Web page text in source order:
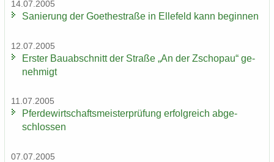
14.07.2005
Sa­nie­rung der Goe­the­stra­ße in El­le­feld kann be­gin­nen
12.07.2005
Ers­ter Bau­ab­schnitt der Stra­ße „An der Zscho­pau“ ge­
neh­migt
11.07.2005
Pfer­de­wirt­schafts­meis­ter­prü­fung er­folg­reich ab­ge­
schlos­sen
07.07.2005